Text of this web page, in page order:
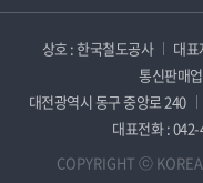
상호 : 한국철도공사 대표
통신판매
대전광역시 동구 중앙로 240
대표전화 :
COPYRIGHT ⓒ